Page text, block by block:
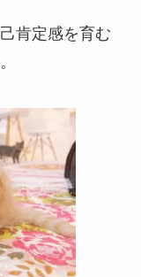
肯定感を育む